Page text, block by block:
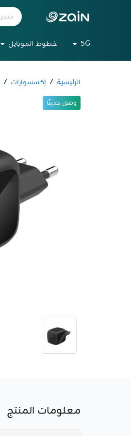
5G خطوط الموبايل
الرئيسية / إكسسوارات /
وصل حديثًا
معلومات المنتج